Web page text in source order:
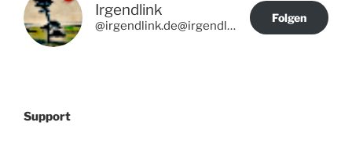
Irgendlink
@irgendlink.de@irgendlink.de
Folgen
Support